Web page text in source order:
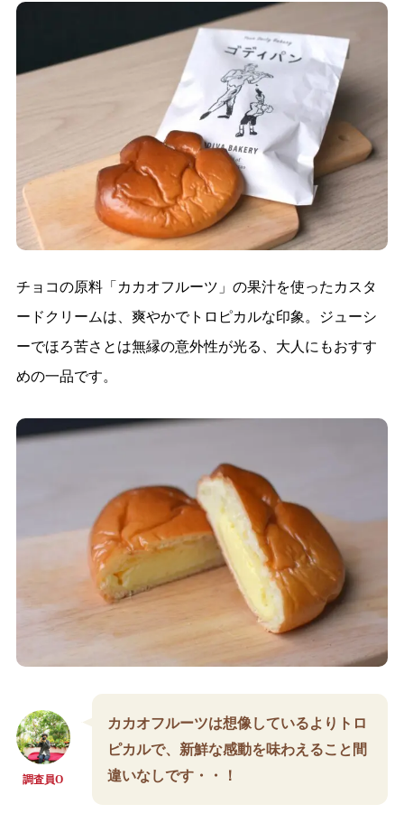
チョコの原料「カカオフルーツ」の果汁を使ったカスタ
ードクリームは、爽やかでトロピカルな印象。ジューシ
ーでほろ苦さとは無縁の意外性が光る、大人にもおすす
めの一品です。
調査員O
カカオフルーツは想像しているよりトロ
ピカルで、新鮮な感動を味わえること間
違いなしです・・！